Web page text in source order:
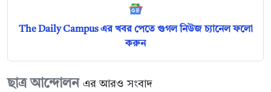
The Daily Campus এর খবর পেতে গুগল নিউজ চ্যানেল ফলো
করুন
ছাত্র আন্দোলন এর আরও সংবাদ